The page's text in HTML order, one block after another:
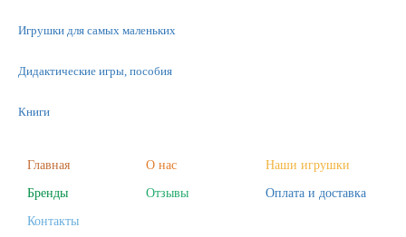
Игрушки для самых маленьких
Дидактические игры, пособия
Книги
Фигурки
Главная О нас
Наши игрушки
Бренды
Отзывы
Оплата и доставка
Контакты